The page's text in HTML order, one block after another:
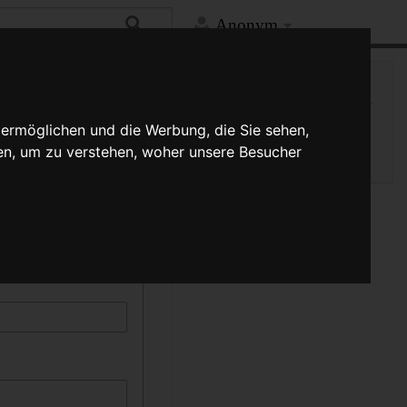
und die Werbung, die Sie sehen,
um zu verstehen, woher unsere Besucher
Anonym
durch die Auswahl
muss
Spezialseite
Druckversion